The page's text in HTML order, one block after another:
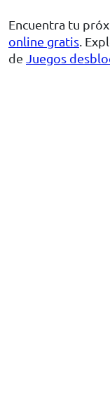
Encuentra tu
online gratis .
de Juegos